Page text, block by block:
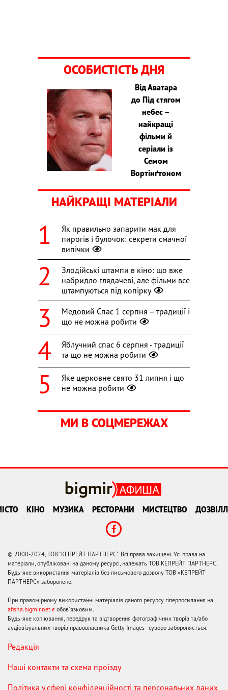
ОСОБИСТІСТЬ ДНЯ
Від Аватара
до Під стягом
небес –
найкращі
фільми й
серіали із
Семом
Вортінґтоном
НАЙКРАЩІ МАТЕРІАЛИ
Як правильно запарити мак для
пирогів і булочок: секрети смачної
випічки
Злодійські штампи в кіно: що вже
набридло глядачеві, але фільми все
штампуються під копірку
Медовий Спас 1 серпня – традиції і
що не можна робити
Яблучний спас 6 серпня - традиції
та що не можна робити
Яке церковне свято 31 липня і що
не можна робити
МИ В СОЦМЕРЕЖАХ
КІНО МУЗИКА РЕСТОРАНИ МИСТЕЦТВО
© 2000-2024, ТОВ "КЕПРЕЙТ ПАРТНЕРС". Всі права захищені. Усі права на
матеріали, опубліковані на даному ресурсі, належать ТОВ КЕПРЕЙТ ПАРТНЕРС.
Будь-яке використання матеріалів без письмового дозволу ТОВ «КЕПРЕЙТ
ПАРТНЕРС» заборонено.
При правомірному використанні матеріалів даного ресурсу гіперпосилання на
afisha.bigmir.net є обов'язковим.
Будь-яке копіювання, передрук та відтворення фотографічних творів та/або
аудіовізуальних творів правовласника Getty Images - суворо забороняється.
Редакція
Наші контакти та схема проїзду
Політика у сфері конфіденційності та персональних даних